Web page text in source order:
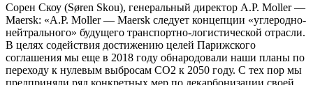
Cорен Скоу (Søren Skou), генеральный директор A.P. Moller —
Maersk: «A.P. Moller — Maersk следует концепции «углеродно-
нейтрального» будущего транспортно-логистической отрасли.
В целях содействия достижению целей Парижского
соглашения мы еще в 2018 году обнародовали наши планы по
переходу к нулевым выбросам СО2 к 2050 году. С тех пор мы
предприняли ряд конкретных мер по декарбонизации своей